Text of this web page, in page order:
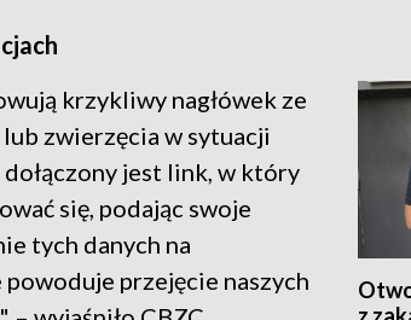
krzykliwy nagłówek ze
zwierzęcia w sytuacji
jest link, w który
się, podając swoje
tych danych na
przejęcie naszych